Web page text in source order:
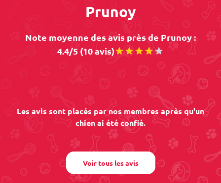
Prunoy
Note moyenne des avis près de Prunoy :
4.4/5 (10 avis)
Les avis sont placés par nos membres après qu'un
chien ai été confié.
Voir tous les avis